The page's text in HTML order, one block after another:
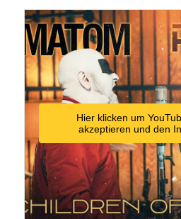
Hier klicken um
akzeptieren und den